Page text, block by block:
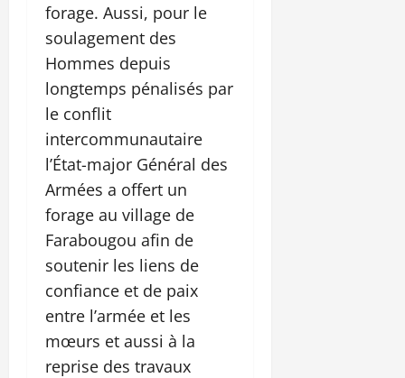
forage. Aussi, pour le
soulagement des
Hommes depuis
longtemps pénalisés par
le conflit
intercommunautaire
l’État-major Général des
Armées a offert un
forage au village de
Farabougou afin de
soutenir les liens de
confiance et de paix
entre l’armée et les
mœurs et aussi à la
reprise des travaux